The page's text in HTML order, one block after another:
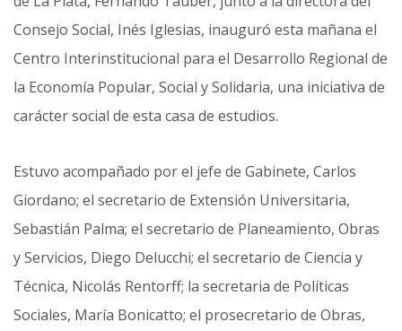
Consejo Social, Inés Iglesias, inauguró esta mañana el
Centro Interinstitucional para el Desarrollo Regional de
la Economía Popular, Social y Solidaria, una iniciativa de
carácter social de esta casa de estudios.
Estuvo acompañado por el jefe de Gabinete, Carlos
Giordano; el secretario de Extensión Universitaria,
Sebastián Palma; el secretario de Planeamiento, Obras
y Servicios, Diego Delucchi; el secretario de Ciencia y
Técnica, Nicolás Rentorff; la secretaria de Políticas
Sociales, María Bonicatto; el prosecretario de Obras,